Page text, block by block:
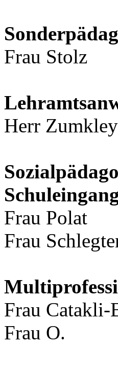
Frau Stolz
Herr Zumkley
Frau Polat
Frau
Frau Catakli-
Frau O.